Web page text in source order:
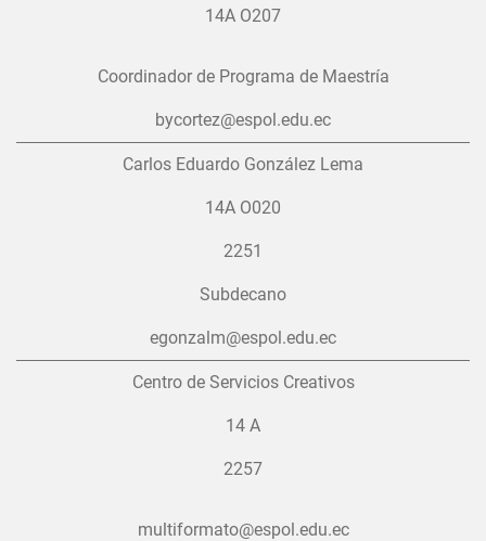
14A O207
Coordinador de Programa de Maestría
bycortez@espol.edu.ec
Carlos Eduardo González Lema
14A O020
2251
Subdecano
egonzalm@espol.edu.ec
Centro de Servicios Creativos
14 A
2257
multiformato@espol.edu.ec